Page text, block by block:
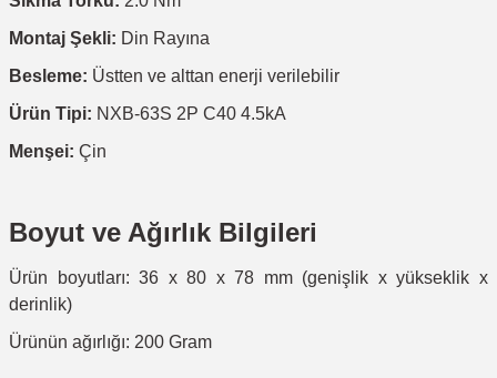
Montaj Şekli: Din Rayına
Besleme: Üstten ve alttan enerji verilebilir
Ürün Tipi: NXB-63S 2P C40 4.5kA
Menşei: Çin
Boyut ve Ağırlık Bilgileri
Ürün boyutları: 36 x 80 x 78 mm (genişlik x yükseklik x
derinlik)
Ürünün ağırlığı: 200 Gram